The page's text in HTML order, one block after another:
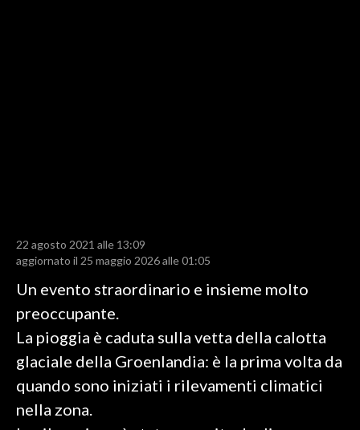
CALCIO REGIONALE
BASKET
VOLLEY
MOTORI
TENNIS
ALTRI SPORT
CULTURA
22 agosto 2021 alle 13:09
aggiornato il 25 maggio 2026 alle 01:05
Un evento straordinario e insieme molto
preoccupante.
La pioggia è caduta sulla vetta della calotta
glaciale della Groenlandia: è la prima volta da
quando sono iniziati i rilevamenti climatici
nella zona.